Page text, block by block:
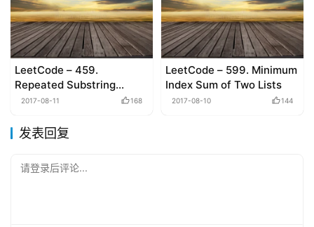
LeetCode – 459.
Repeated Substring
Pattern
2017-08-11 168
LeetCode – 599. Minimum
Index Sum of Two Lists
2017-08-10 144
发表回复
请登录后评论...